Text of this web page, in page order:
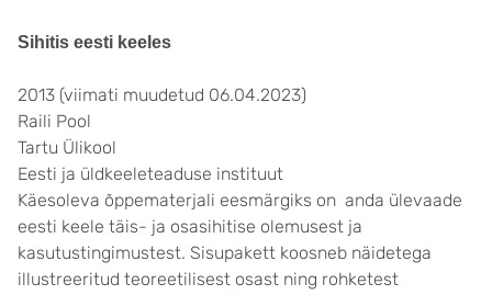
Sihitis eesti keeles
2013 (viimati muudetud 06.04.2023)
Raili Pool
Tartu Ülikool
Eesti ja üldkeeleteaduse instituut
Käesoleva õppematerjali eesmärgiks on anda ülevaade
eesti keele täis- ja osasihitise olemusest ja
kasutustingimustest. Sisupakett koosneb näidetega
illustreeritud teoreetilisest osast ning rohketest